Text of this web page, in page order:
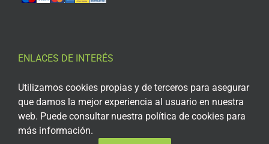
ENLACES DE INTERÉS
Aviso Legal
Política de privacidad
Política de privacidad Redes Sociales
Utilizamos cookies propias y de terceros para asegurar
que damos la mejor experiencia al usuario en nuestra
web. Puede consultar nuestra política de cookies para
más información.